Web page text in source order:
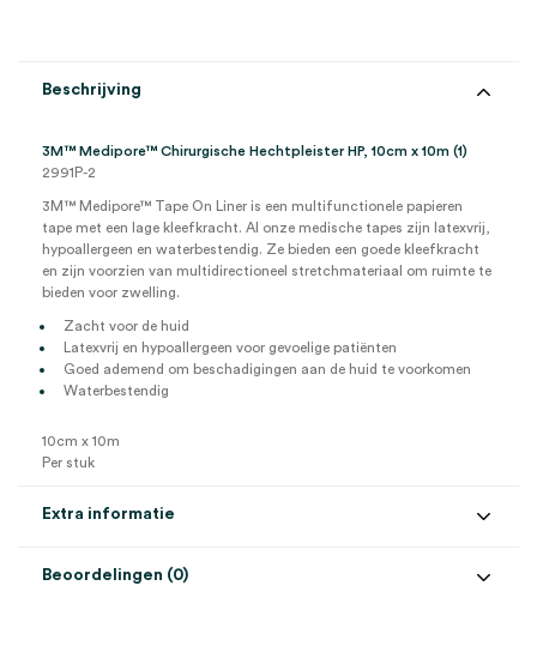
10m
Beschrijving
3M™ Medipore™ Chirurgische Hechtpleister HP, 10cm x 10m (1)
2991P-2
3M™ Medipore™ Tape On Liner is een multifunctionele papieren
tape met een lage kleefkracht. Al onze medische tapes zijn latexvrij,
hypoallergeen en waterbestendig. Ze bieden een goede kleefkracht
en zijn voorzien van multidirectioneel stretchmateriaal om ruimte te
bieden voor zwelling.
Zacht voor de huid
Latexvrij en hypoallergeen voor gevoelige patiënten
Goed ademend om beschadigingen aan de huid te voorkomen
Waterbestendig
10cm x 10m
Per stuk
Extra informatie
Beoordelingen (0)